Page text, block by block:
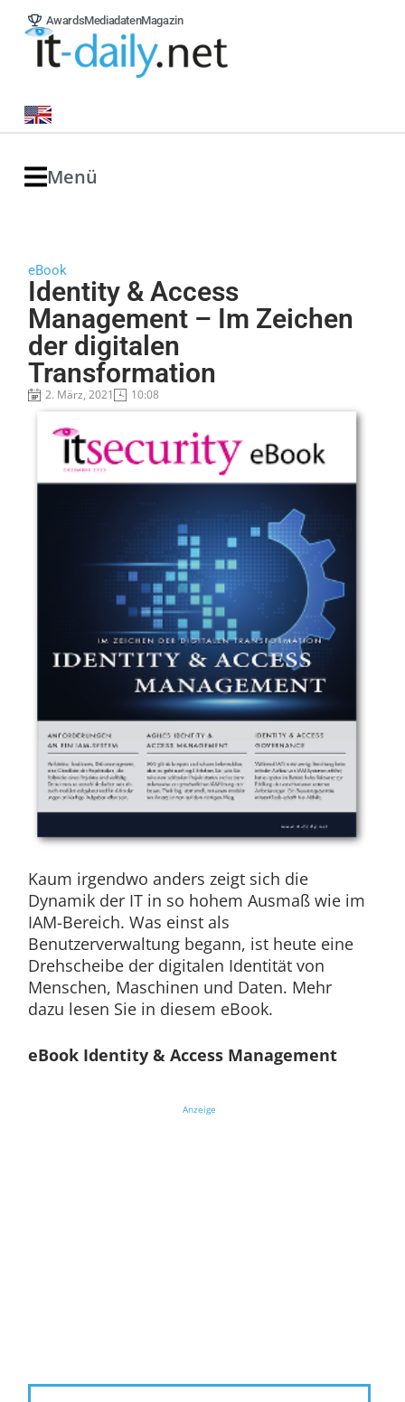
AwardsMediadatenMagazin
Menü
eBook
Identity & Access
Management – Im Zeichen
der digitalen
Transformation
2. März, 2021 10:08
Kaum irgendwo anders zeigt sich die
Dynamik der IT in so hohem Ausmaß wie im
IAM-Bereich. Was einst als
Benutzerverwaltung begann, ist heute eine
Drehscheibe der digitalen Identität von
Menschen, Maschinen und Daten. Mehr
dazu lesen Sie in diesem eBook.
eBook Identity & Access Management
Anzeige